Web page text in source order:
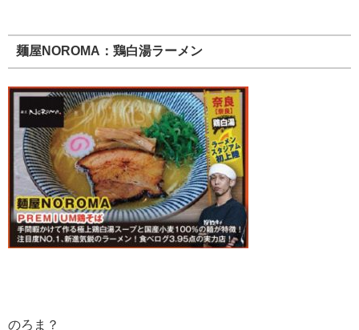
麺屋NOROMA：鶏白湯ラーメン
のろま？